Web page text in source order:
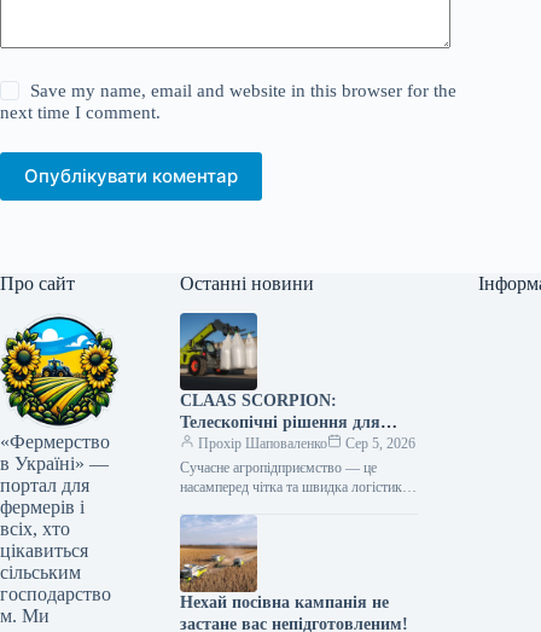
Save my name, email and website in this browser for the
next time I comment.
Опублікувати коментар
Про сайт
«Фермерство
в Україні» —
портал для
фермерів і
всіх, хто
цікавиться
сільським
господарство
м. Ми
Останні новини
CLAAS SCORPION:
Телескопічні рішення для
ефективного агрологістичного
менеджменту
Прохір Шаповаленко
Сер 5, 2026
Сучасне агропідприємство — це
насамперед чітка та швидка логістика.
тисяч тонн зерна, робота з
біогазовими…
Нехай посівна кампанія не
застане вас непідготовленим!